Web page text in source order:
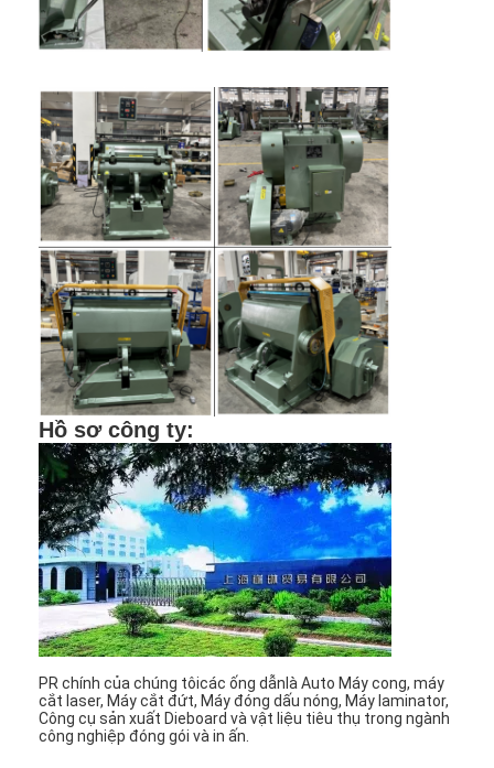
Die cắt Thiết bị
Máy ép công nghiệp
Sách Making Machine
Máy đóng gói tự động
Máy in tự động
Thiết bị báo bài viết
Thiết bị báo trước
Vật tư tiêu hao khác
Laser Marking Machine
Túi giấy Forming Machine
Máy đóng gói tự động
Hồ sơ công ty:
PR chính của chúng tôicác ống dẫn là Auto Máy cong, máy
cắt laser, Máy cắt đứt, Máy đóng dấu nóng, Máy laminator,
Công cụ sản xuất Dieboard và vật liệu tiêu thụ trong ngành
công nghiệp đóng gói và in ấn.